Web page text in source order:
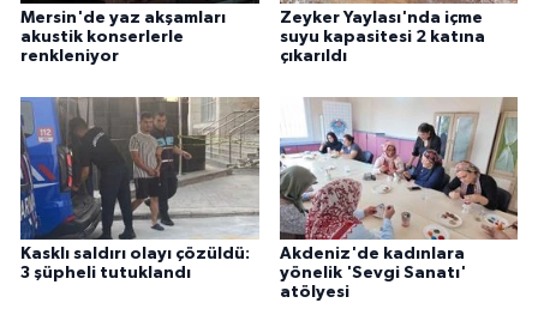
Mersin'de yaz akşamları
akustik konserlerle
renkleniyor
Zeyker Yaylası'nda içme
suyu kapasitesi 2 katına
çıkarıldı
Kasklı saldırı olayı çözüldü:
3 şüpheli tutuklandı
Akdeniz'de kadınlara
yönelik 'Sevgi Sanatı'
atölyesi